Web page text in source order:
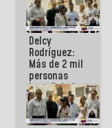
Arrendamiento
aprobada
por la AN
Delcy
Rodríguez:
Más de 2 mil
personas
beneficiadas
con planes
para
atención de